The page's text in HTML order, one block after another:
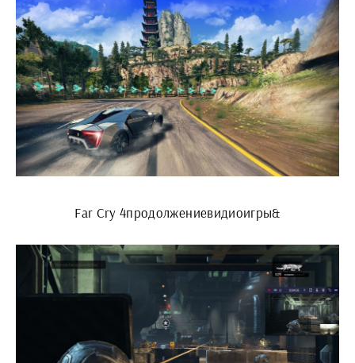
Far Cry 4продолжениевидиоигры&